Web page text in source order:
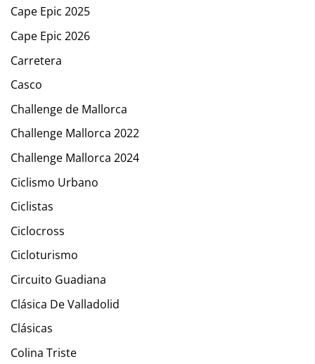
Cape Epic 2025
Cape Epic 2026
Carretera
Casco
Challenge de Mallorca
Challenge Mallorca 2022
Challenge Mallorca 2024
Ciclismo Urbano
Ciclistas
Ciclocross
Cicloturismo
Circuito Guadiana
Clásica De Valladolid
Clásicas
Colina Triste